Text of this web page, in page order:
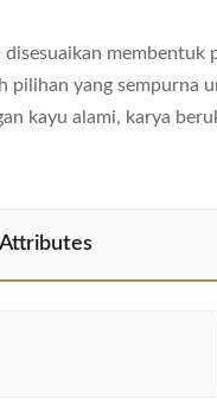
membentuk
pilihan yang sempurna
kayu alami, karya